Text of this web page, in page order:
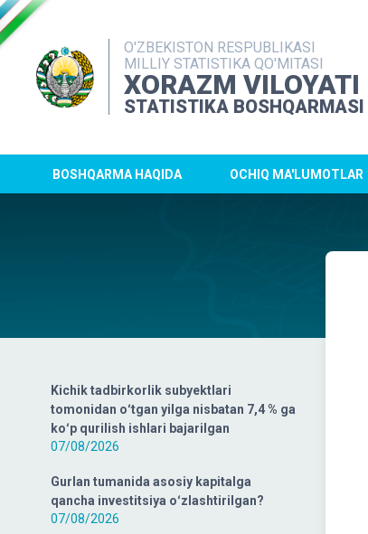
O'ZBEKISTON RESPUBLIKASI
MILLIY STATISTIKA QO'MITASI
XORAZM VILOYATI
STATISTIKA BOSHQARMASI
BOSHQARMA HAQIDA OCHIQ MA'LUMOTLAR
Kichik tadbirkorlik subyektlari
tomonidan oʻtgan yilga nisbatan 7,4 % ga
koʻp qurilish ishlari bajarilgan
07/08/2026
Gurlan tumanida asosiy kapitalga
qancha investitsiya oʻzlashtirilgan?
07/08/2026